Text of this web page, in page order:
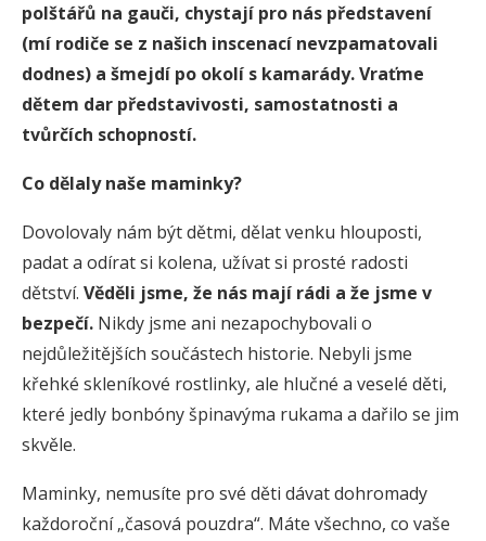
polštářů na gauči, chystají pro nás představení
(mí rodiče se z našich inscenací nevzpamatovali
dodnes) a šmejdí po okolí s kamarády. Vraťme
dětem dar představivosti, samostatnosti a
tvůrčích schopností.
Co dělaly naše maminky?
Dovolovaly nám být dětmi, dělat venku hlouposti,
padat a odírat si kolena, užívat si prosté radosti
dětství. Věděli jsme, že nás mají rádi a že jsme v
bezpečí. Nikdy jsme ani nezapochybovali o
nejdůležitějších součástech historie. Nebyli jsme
křehké skleníkové rostlinky, ale hlučné a veselé děti,
které jedly bonbóny špinavýma rukama a dařilo se jim
skvěle.
Maminky, nemusíte pro své děti dávat dohromady
každoroční „časová pouzdra“. Máte všechno, co vaše